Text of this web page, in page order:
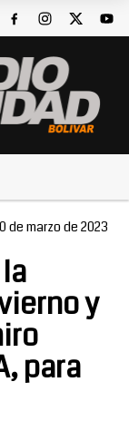
de marzo de 2023
y
para